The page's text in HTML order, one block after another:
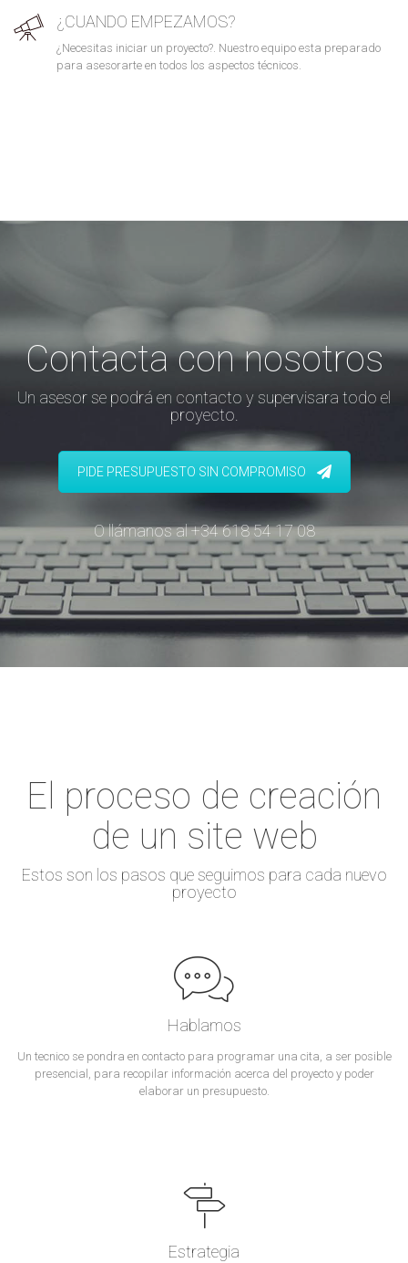
¿CUANDO EMPEZAMOS?
¿Necesitas iniciar un proyecto?. Nuestro equipo esta preparado
para asesorarte en todos los aspectos técnicos.
Contacta con nosotros
Un asesor se podrá en contacto y supervisara todo el
proyecto.
PIDE PRESUPUESTO SIN COMPROMISO
O llámanos al +34 618 54 17 08
El proceso de creación
de un site web
Estos son los pasos que seguimos para cada nuevo
proyecto
Hablamos
Un tecnico se pondra en contacto para programar una cita, a ser posible
presencial, para recopilar información acerca del proyecto y poder
elaborar un presupuesto.
Estrategia